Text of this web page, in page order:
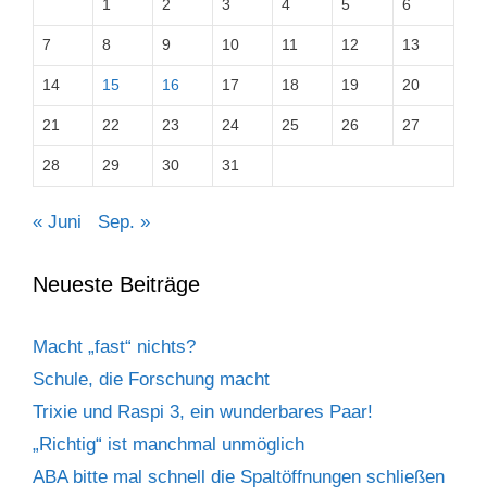
1 2 3 4 5 6
7 8 9 10 11 12 13
14 15 16 17 18 19 20
21 22 23 24 25 26 27
28 29 30 31
« Juni Sep. »
Neueste Beiträge
Macht „fast“ nichts?
Schule, die Forschung macht
Trixie und Raspi 3, ein wunderbares Paar!
„Richtig“ ist manchmal unmöglich
ABA bitte mal schnell die Spaltöffnungen schließen